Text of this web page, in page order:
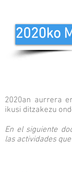
2020ko
2020an aurrera
ikusi ditzakezu
En el siguiente
las actividades